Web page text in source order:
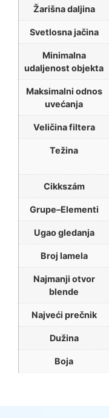
Žarišna daljina
Svetlosna jačina
Minimalna
udaljenost objekta
Maksimalni odnos
uvećanja
Veličina filtera
Težina
Cikkszám
Grupe–Elementi
Ugao gledanja
Broj lamela
Najmanji otvor
blende
Najveći prečnik
Dužina
Boja